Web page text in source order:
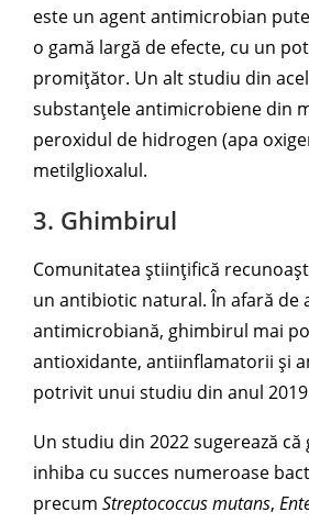
este un agent antimicrobian
o gamă largă de efecte, cu un
promițător. Un alt studiu din
substanțele antimicrobiene din
peroxidul de hidrogen (apa
metilglioxalul.
3. Ghimbirul
Comunitatea științifică
un antibiotic natural. În afară de
antimicrobiană, ghimbirul mai
antioxidante, antiinflamatorii și
potrivit unui studiu din anul
Un studiu din 2022 sugerează
inhiba cu succes numeroase
precum Streptococcus mutans,